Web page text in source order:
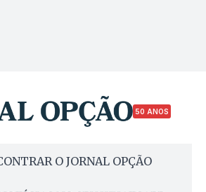
50 ANOS
O JORNAL OPÇÃO